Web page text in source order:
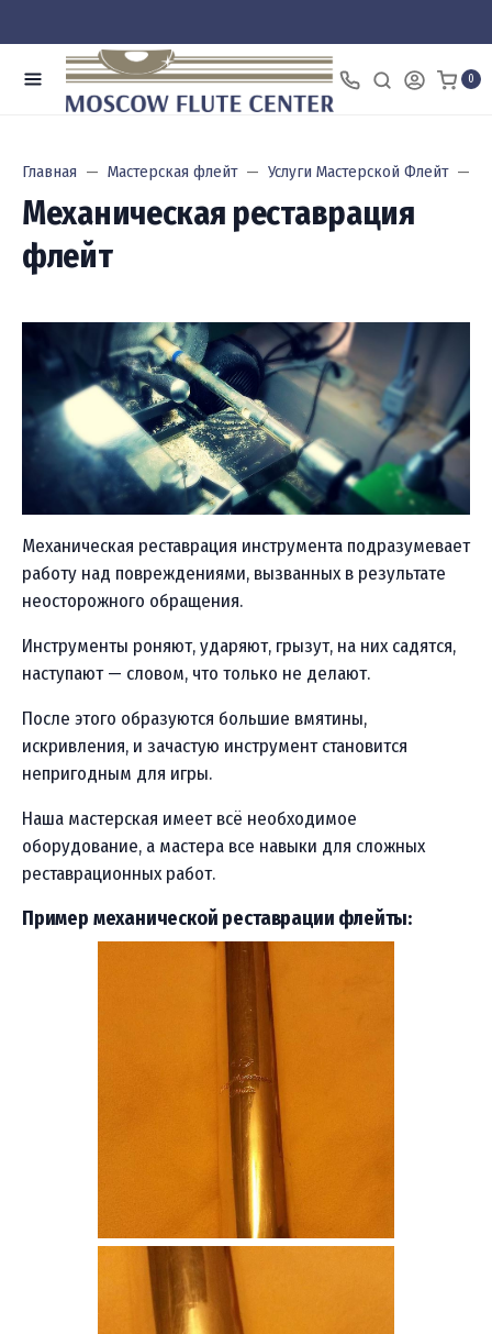
0
Главная Мастерская флейт Услуги Мастерской Флейт
Механическая реставрация
флейт
Механическая реставрация инструмента подразумевает
работу над повреждениями, вызванных в результате
неосторожного обращения.
Инструменты роняют, ударяют, грызут, на них садятся,
наступают — словом, что только не делают.
После этого образуются большие вмятины,
искривления, и зачастую инструмент становится
непригодным для игры.
Наша мастерская имеет всё необходимое
оборудование, а мастера все навыки для сложных
реставрационных работ.
Пример механической реставрации флейты: